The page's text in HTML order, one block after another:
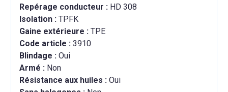
Repérage conducteur : HD 308
Isolation : TPFK
Gaine extérieure : TPE
Code article : 3910
Blindage : Oui
Armé : Non
Résistance aux huiles : Oui